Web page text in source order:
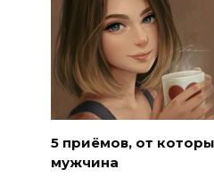
5 приёмов, от
мужчина